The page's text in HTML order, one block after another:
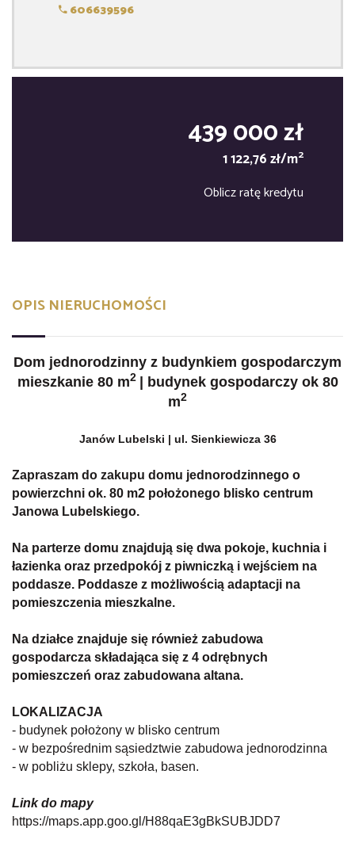
606639596
439 000 zł
1 122,76 zł/m2
Oblicz ratę kredytu
OPIS NIERUCHOMOŚCI
Dom jednorodzinny z budynkiem gospodarczym
mieszkanie 80 m2 | budynek gospodarczy ok 80
m2
Janów Lubelski | ul. Sienkiewicza 36
Zapraszam do zakupu domu jednorodzinnego o
powierzchni ok. 80 m2 położonego blisko centrum
Janowa Lubelskiego.
Na parterze domu znajdują się dwa pokoje, kuchnia i
łazienka oraz przedpokój z piwniczką i wejściem na
poddasze. Poddasze z możliwością adaptacji na
pomieszczenia mieszkalne.
Na działce znajduje się również zabudowa
gospodarcza składająca się z 4 odrębnych
pomieszczeń oraz zabudowana altana.
LOKALIZACJA
- budynek położony w blisko centrum
- w bezpośrednim sąsiedztwie zabudowa jednorodzinna
- w pobliżu sklepy, szkoła, basen.
Link do mapy
https://maps.app.goo.gl/H88qaE3gBkSUBJDD7